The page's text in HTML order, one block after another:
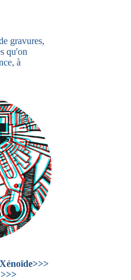
gravures,
qu'on
à